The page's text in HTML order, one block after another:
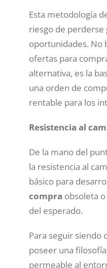
Esta metodología
riesgo de perderse
oportunidades. No
ofertas para
alternativa, es la
una orden de
rentable para los
Resistencia al
De la mano del
la resistencia al
básico para
compra obsoleta
del esperado.
Para seguir siendo
poseer una
permeable al